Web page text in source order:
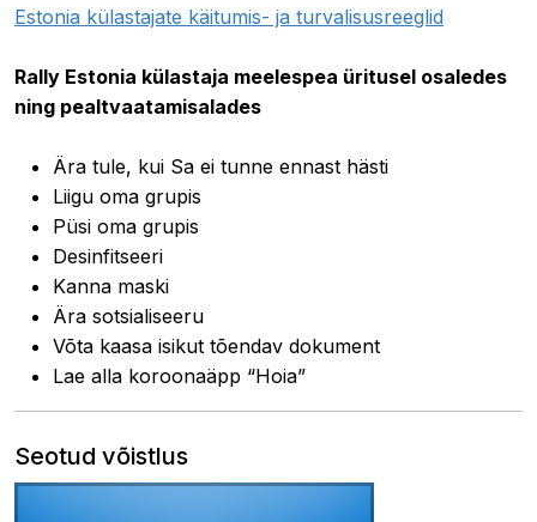
Estonia külastajate käitumis- ja turvalisusreeglid
Rally Estonia külastaja meelespea üritusel osaledes
ning pealtvaatamisalades
Ära tule, kui Sa ei tunne ennast hästi
Liigu oma grupis
Püsi oma grupis
Desinfitseeri
Kanna maski
Ära sotsialiseeru
Võta kaasa isikut tõendav dokument
Lae alla koroonaäpp “Hoia”
Seotud võistlus